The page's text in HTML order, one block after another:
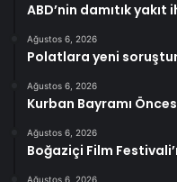
ABD’nin damıtık yakıt
Ağustos 6, 2026
Polatlara yeni
Ağustos 6, 2026
Kurban Bayramı
Ağustos 6, 2026
Boğaziçi Film
Ağustos 6, 2026